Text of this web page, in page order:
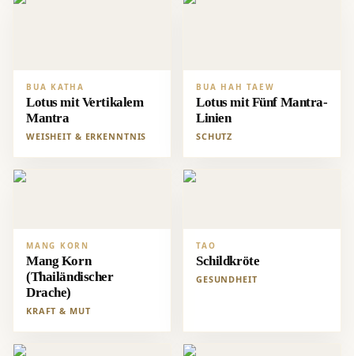
BUA KATHA
Lotus mit Vertikalem
Mantra
WEISHEIT & ERKENNTNIS
BUA HAH TAEW
Lotus mit Fünf Mantra-
Linien
SCHUTZ
MANG KORN
Mang Korn
(Thailändischer
Drache)
KRAFT & MUT
TAO
Schildkröte
GESUNDHEIT